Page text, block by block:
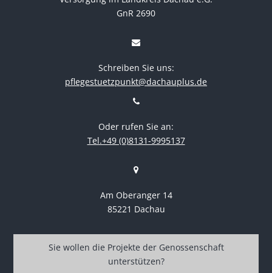
GnR 2690
Schreiben Sie uns:
pflegestuetzpunkt@dachauplus.de
Oder rufen Sie an:
Tel.+49 (0)8131-9995137
Am Oberanger 14
85221 Dachau
Sie wollen die Projekte der Genossenschaft
unterstützen?